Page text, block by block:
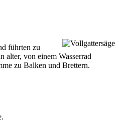
führten zu
alter, von einem Wasserrad
zu Balken und Brettern.